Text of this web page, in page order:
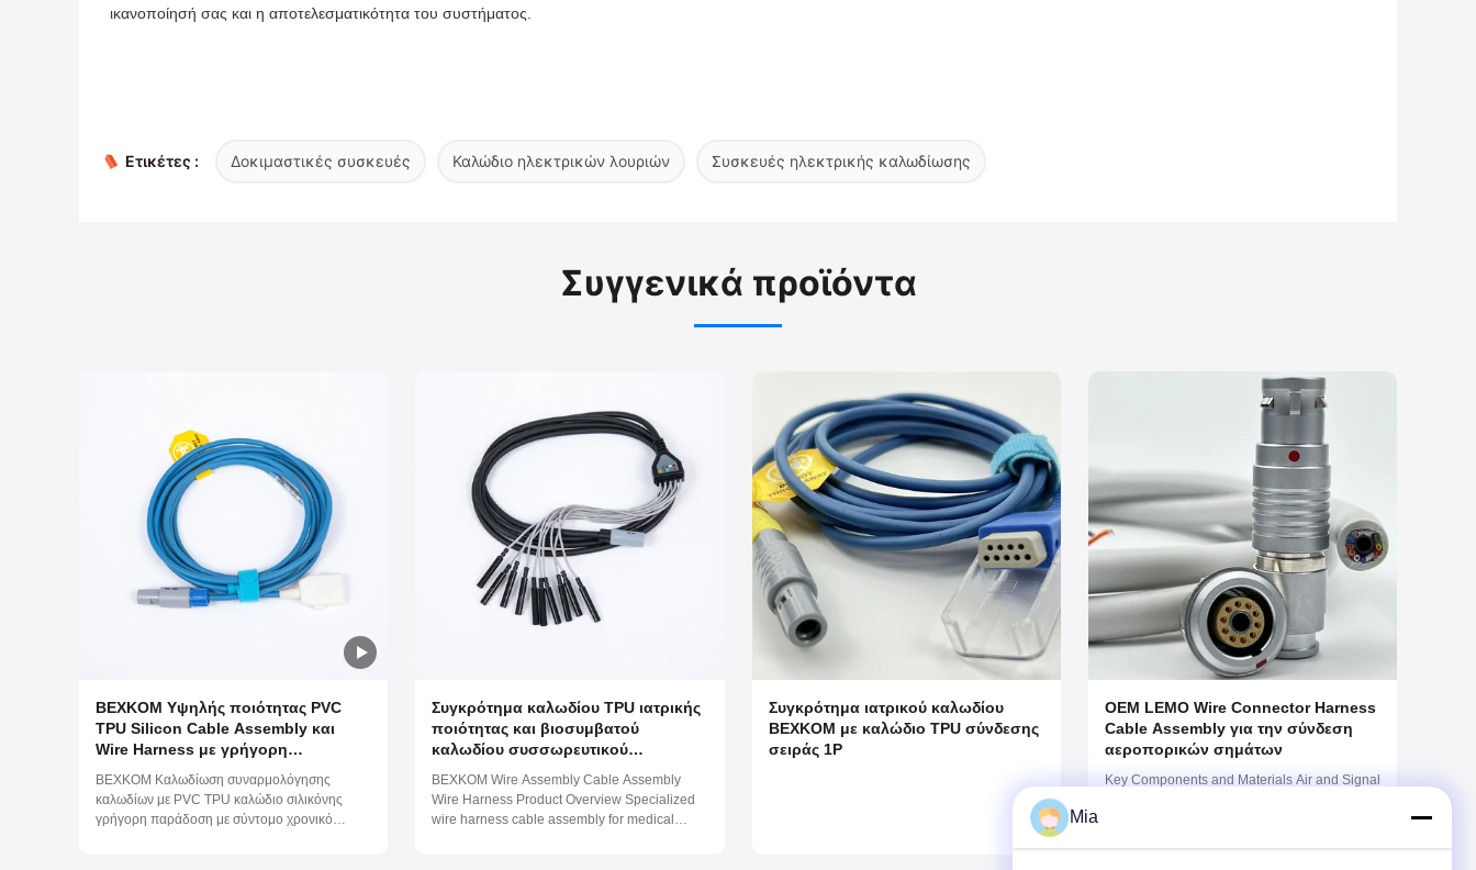
ικανοποίησή σας και η αποτελεσματικότητα του συστήματος.
Ετικέτες : Δοκιμαστικές συσκευές Καλώδιο ηλεκτρικών λουριών Συσκευές ηλεκτρικής καλωδίωσης
Συγγενικά προϊόντα
BEXKOM Υψηλής ποιότητας PVC
TPU Silicon Cable Assembly και
Wire Harness με γρήγορη
παράδοση και δωρεάν σχεδιασμό
εργαλείων
BEXKOM Καλωδίωση συναρμολόγησης
καλωδίων με PVC TPU καλώδιο σιλικόνης
γρήγορη παράδοση με σύντομο χρονικό
Συγκρότημα καλωδίου TPU ιατρικής
ποιότητας και βιοσυμβατού
καλωδίου συσσωρευτικού
υπερσυσκευασμένο σύνδεσμο
BEXKOM Wire Assembly Cable Assembly
Wire Harness Product Overview Specialized
wire harness cable assembly for medical
Συγκρότημα ιατρικού καλωδίου
BEXKOM με καλώδιο TPU σύνδεσης
σειράς 1P
OEM LEMO Wire Connector Harness
Cable Assembly για την σύνδεση
αεροπορικών σημάτων
Key Components and Materials Air and Signal
Mia